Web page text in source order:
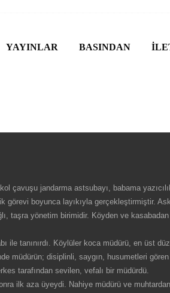
YAYINLAR BASINDAN
çavuşu jandarma astsubayı, babama
görevi boyunca layıkıyla gerçekleştirmiştir.
taşra yönetim birimidir. Köyden ve
ile tanınırdı. Köylüler koca müdürü, en üst
müdürün; disiplinli, saygın, husumetleri
tarafından sevilen, vefalı bir müdürdü.
ilk aza üyeydi. Nahiye müdürü ve